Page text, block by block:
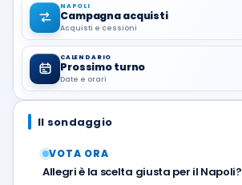
NAPOLI
Campagna acquisti
Acquisti e cessioni
CALENDARIO
Prossimo turno
Date e orari
Il sondaggio
VOTA ORA
Allegri è la scelta giusta per il Napoli?